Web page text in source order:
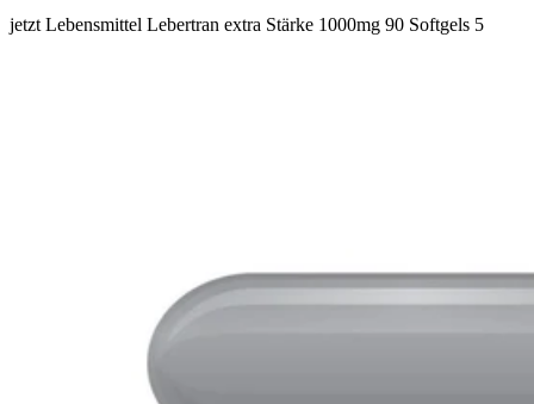
jetzt Lebensmittel Lebertran extra Stärke 1000mg 90 Softgels 5